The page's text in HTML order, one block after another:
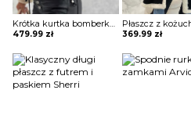
Krótka kurtka bomberka Avie
479.99 zł 369.99 zł